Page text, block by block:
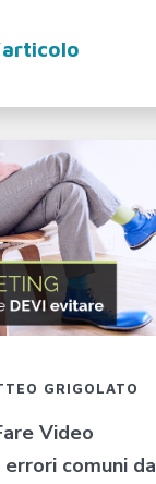
GRIGOLATO
Video
comuni da